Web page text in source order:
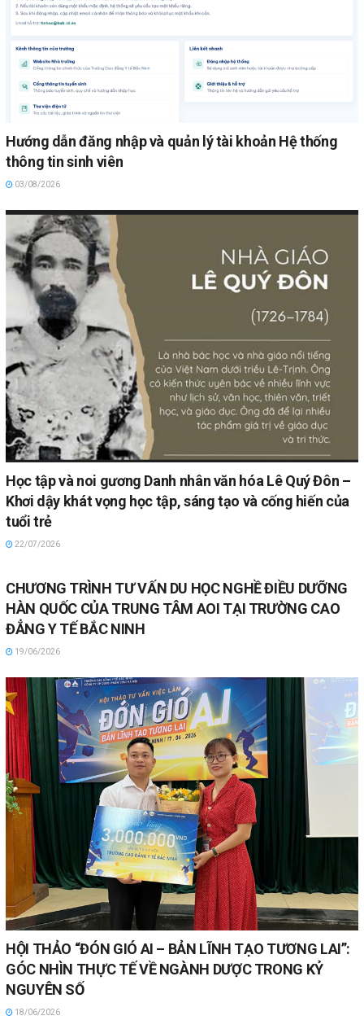
Hướng dẫn đăng nhập và quản lý tài khoản Hệ thống
thông tin sinh viên
03/08/2026
Học tập và noi gương Danh nhân văn hóa Lê Quý Đôn –
Khơi dậy khát vọng học tập, sáng tạo và cống hiến của
tuổi trẻ
22/07/2026
CHƯƠNG TRÌNH TƯ VẤN DU HỌC NGHỀ ĐIỀU DƯỠNG
HÀN QUỐC CỦA TRUNG TÂM AOI TẠI TRƯỜNG CAO
ĐẲNG Y TẾ BẮC NINH
19/06/2026
HỘI THẢO “ĐÓN GIÓ AI – BẢN LĨNH TẠO TƯƠNG LAI”:
GÓC NHÌN THỰC TẾ VỀ NGÀNH DƯỢC TRONG KỶ
NGUYÊN SỐ
18/06/2026